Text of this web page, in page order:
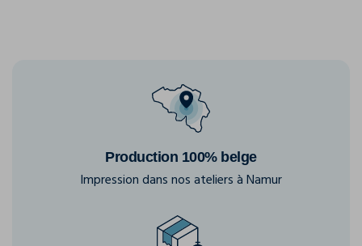
Production 100% belge
Impression dans nos ateliers à Namur